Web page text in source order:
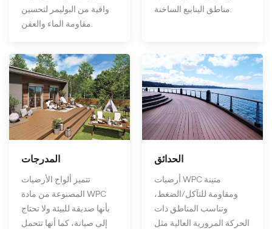
واقية من البوليمر لتحسين
المدرجات
تتميز ألواح الأرضيات
المصنوعة من مادة WPC
بأنها صديقة للبيئة ولا تحتاج
إلى صيانة، كما أنها تتحمل
الحدائق
أرضيات WPC متينة
ومقاومة للتآكل/الضغط،
وتناسب المناطق ذات
الحركة المرورية العالية مثل